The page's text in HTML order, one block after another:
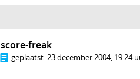
score-freak
geplaatst:23 december 2004, 19:24